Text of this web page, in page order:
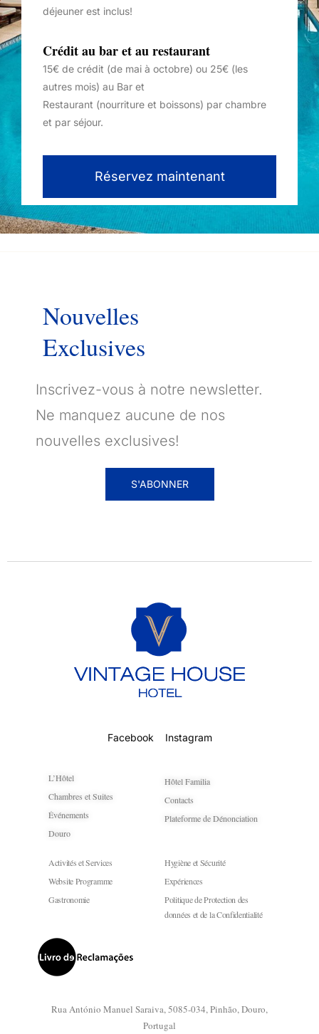
déjeuner est inclus!
Crédit au bar et au restaurant
15€ de crédit (de mai à octobre) ou 25€ (les
autres mois) au Bar et
Restaurant (nourriture et boissons) par chambre
et par séjour.
Réservez maintenant
Nouvelles
Exclusives
Inscrivez-vous à notre newsletter.
Ne manquez aucune de nos
nouvelles exclusives!
S'ABONNER
Facebook Instagram
L’Hôtel
Chambres et Suites
Événements
Douro
Hôtel Familia
Contacts
Plateforme de Dénonciation
Activités et Services
Website Programme
Gastronomie
Hygiène et Sécurité
Expériences
Politique de Protection des
données et de la Confidentialité
Rua António Manuel Saraiva, 5085-034, Pinhão, Douro,
Portugal